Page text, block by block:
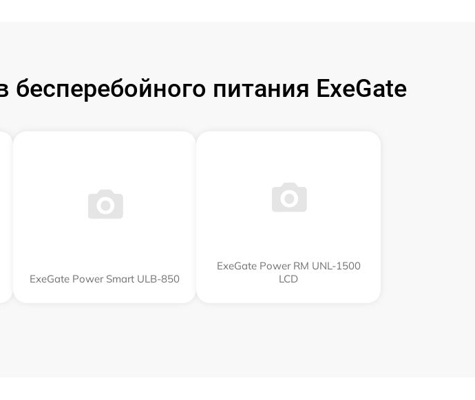
питания ExeGate
ExeGate Power Smart ULB-850
ExeGate Power RM UNL-1500
LCD